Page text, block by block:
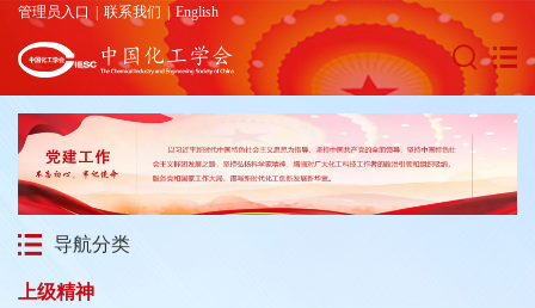
管理员入口 联系我们 | English
导航分类
上级精神